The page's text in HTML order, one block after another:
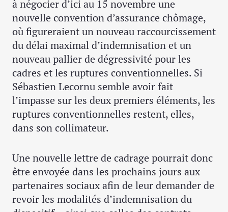
à négocier d’ici au 15 novembre une
nouvelle convention d’assurance chômage,
où figureraient un nouveau raccourcissement
du délai maximal d’indemnisation et un
nouveau pallier de dégressivité pour les
cadres et les ruptures conventionnelles. Si
Sébastien Lecornu semble avoir fait
l’impasse sur les deux premiers éléments, les
ruptures conventionnelles restent, elles,
dans son collimateur.
Une nouvelle lettre de cadrage pourrait donc
être envoyée dans les prochains jours aux
partenaires sociaux afin de leur demander de
revoir les modalités d’indemnisation du